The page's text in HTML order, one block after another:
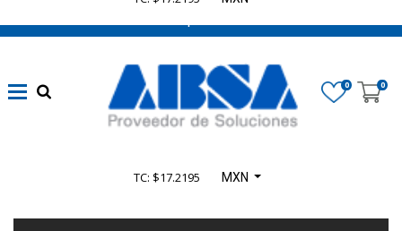
0 0
TC: $17.2195 MXN